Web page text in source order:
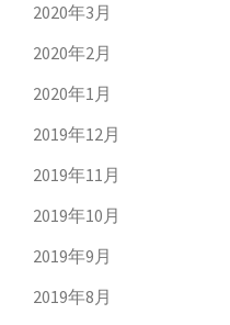
2020年3月
2020年2月
2020年1月
2019年12月
2019年11月
2019年10月
2019年9月
2019年8月